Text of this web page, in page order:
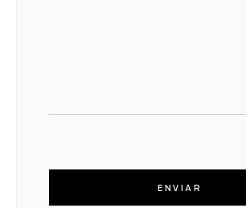
ENVIAR